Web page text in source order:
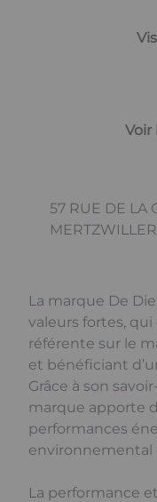
Voir
57 RUE DE LA
La marque De
valeurs fortes,
référente sur le
et bénéficiant
Grâce à son
marque apporte
performances
environnemental
La performance